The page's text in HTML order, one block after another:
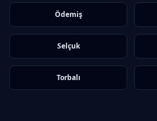
Ödemiş
Selçuk
Torbalı